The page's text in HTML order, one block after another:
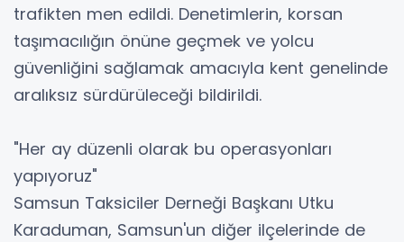
trafikten men edildi. Denetimlerin, korsan
taşımacılığın önüne geçmek ve yolcu
güvenliğini sağlamak amacıyla kent genelinde
aralıksız sürdürüleceği bildirildi.
"Her ay düzenli olarak bu operasyonları
yapıyoruz"
Samsun Taksiciler Derneği Başkanı Utku
Karaduman, Samsun'un diğer ilçelerinde de